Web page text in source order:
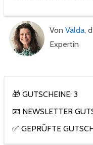
Von Valda,
Expertin
🎁 GUTSCHEINE: 3
📧 NEWSLETTER
✅ GEPRÜFTE